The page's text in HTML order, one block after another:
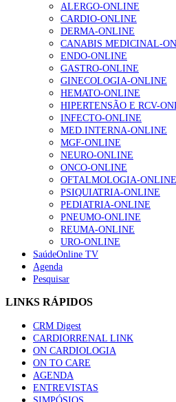
ALERGO-ONLINE
CARDIO-ONLINE
DERMA-ONLINE
CANABIS MEDICINAL-
ENDO-ONLINE
GASTRO-ONLINE
GINECOLOGIA-ONLINE
HEMATO-ONLINE
HIPERTENSÃO E RCV-
INFECTO-ONLINE
MED.INTERNA-ONLINE
MGF-ONLINE
NEURO-ONLINE
ONCO-ONLINE
OFTALMOLOGIA-ONLINE
PSIQUIATRIA-ONLINE
PEDIATRIA-ONLINE
PNEUMO-ONLINE
REUMA-ONLINE
URO-ONLINE
SaúdeOnline TV
Agenda
Pesquisar
LINKS RÁPIDOS
CRM Digest
CARDIORRENAL LINK
ON CARDIOLOGIA
ON TO CARE
AGENDA
ENTREVISTAS